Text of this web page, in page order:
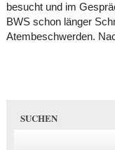
besucht und im
BWS schon länger
Atembeschwerden.
SUCHEN